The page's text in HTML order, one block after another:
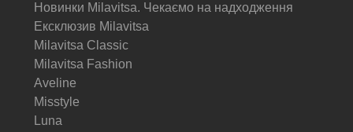
Новинки Milavitsa. Чекаємо на надходження
Ексклюзив Milavitsa
Milavitsa Classic
Milavitsa Fashion
Aveline
Misstyle
Luna